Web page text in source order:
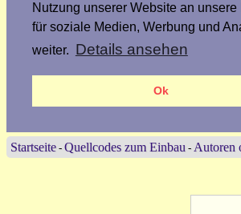
Nutzung unserer Website an unsere
für soziale Medien, Werbung und
weiter. Details ansehen
Ok
Startseite - Quellcodes zum Einbau - Autoren